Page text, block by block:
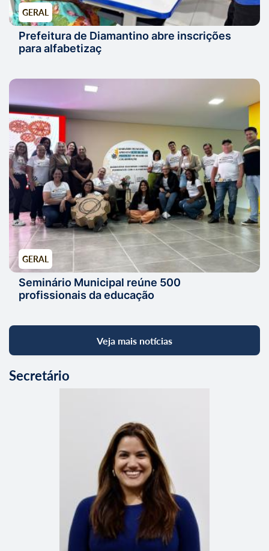
GERAL
Prefeitura de Diamantino abre inscrições
para alfabetizaç
GERAL
Seminário Municipal reúne 500
profissionais da educação
Veja mais notícias
Secretário